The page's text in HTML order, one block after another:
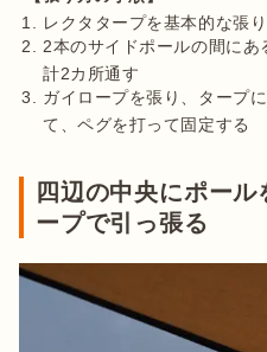
レクタタープを基本的な張
2本のサイドポールの間に
計2カ所通す
ガイロープを張り、タープ
て、ペグを打って固定する
四辺の中央にポー
ープで引っ張る